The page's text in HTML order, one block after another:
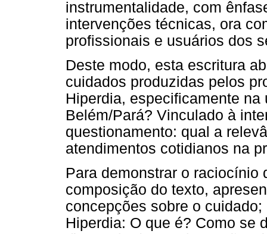
instrumentalidade, com
intervenções técnicas, ora
profissionais e usuários dos
Deste modo, esta escritura
cuidados produzidas pelos
Hiperdia, especificamente
Belém/Pará? Vinculado à
questionamento: qual a
atendimentos cotidianos na
Para demonstrar o
composição do texto,
concepções sobre o
Hiperdia: O que é? Como se